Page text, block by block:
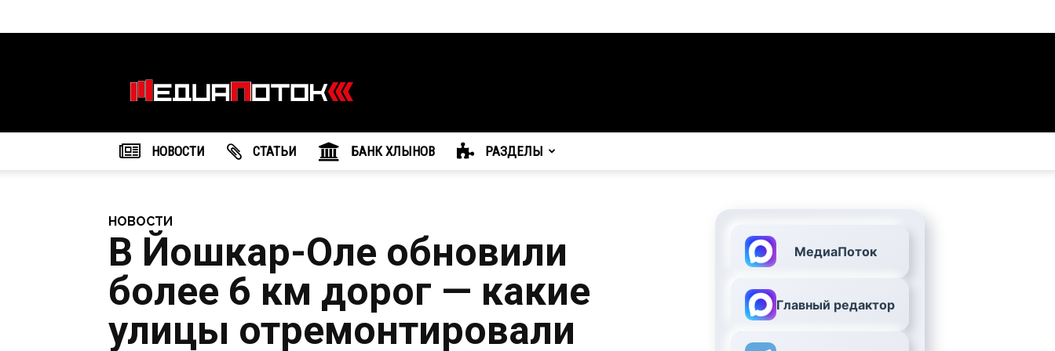
агентство
"МедиаПоток"
НОВОСТИ CТАТЬИ БАНК ХЛЫНОВ РАЗДЕЛЫ
НОВОСТИ
В Йошкар-Оле обновили
более 6 км дорог — какие
улицы отремонтировали
МедиаПоток
Главный редактор